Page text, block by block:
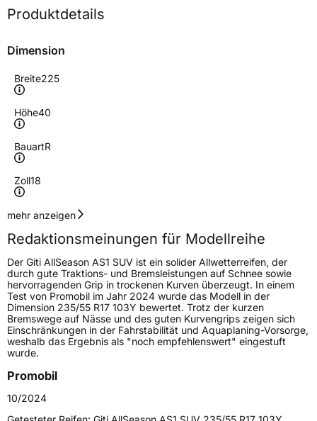
Produktdetails
Dimension
Breite225
Höhe40
BauartR
Zoll18
Geschwindigkeitsindex
Höchstgeschwindigkeit
270 km/h
Lastindex92
Höchstlast630 kg
Gewicht (in kg)10,5 kg
Generelle Merkmale
Fahrzeugtyp
Verwendung
mehr anzeigen
Redaktionsmeinungen für Modellreihe
Der Giti AllSeason AS1 SUV ist ein solider Allwetterreifen, der
durch gute Traktions- und Bremsleistungen auf Schnee sowie
hervorragenden Grip in trockenen Kurven überzeugt. In einem
Test von Promobil im Jahr 2024 wurde das Modell in der
Dimension 235/55 R17 103Y bewertet. Trotz der kurzen
Bremswege auf Nässe und des guten Kurvengrips zeigen sich
Einschränkungen in der Fahrstabilität und Aquaplaning-Vorsorge,
weshalb das Ergebnis als "noch empfehlenswert" eingestuft
wurde.
Promobil
10/2024